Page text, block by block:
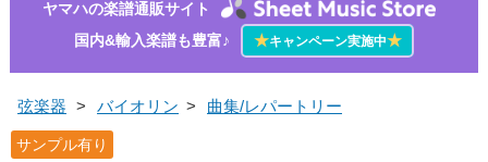
ヤマハの楽譜通販サイト
国内&輸入楽譜も豊富♪
★キャンペーン実施中★
弦楽器 > バイオリン > 曲集/レパートリー
サンプル有り